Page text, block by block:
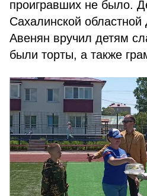
проигравших не было.
Сахалинской
Авенян вручил детям
были торты, а также